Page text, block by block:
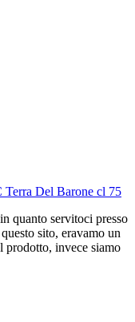
Del Barone cl 75
quanto servitoci presso
sito, eravamo un
prodotto, invece siamo